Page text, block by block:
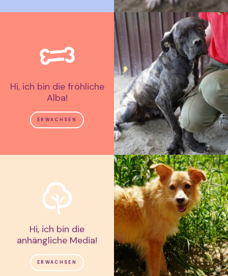
Hi, ich bin die fröhliche
Alba!
ERWACHSEN
Hi, ich bin die
anhängliche Media!
ERWACHSEN